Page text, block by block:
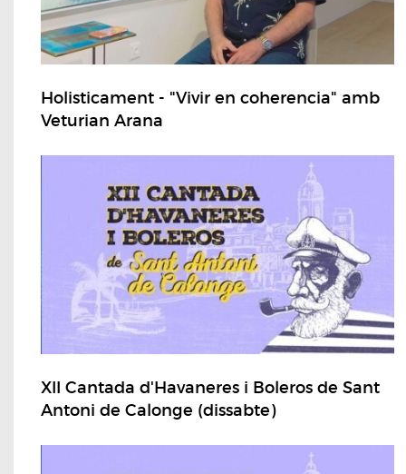
Holisticament - "Vivir en coherencia" amb
Veturian Arana
XII Cantada d'Havaneres i Boleros de Sant
Antoni de Calonge (dissabte)